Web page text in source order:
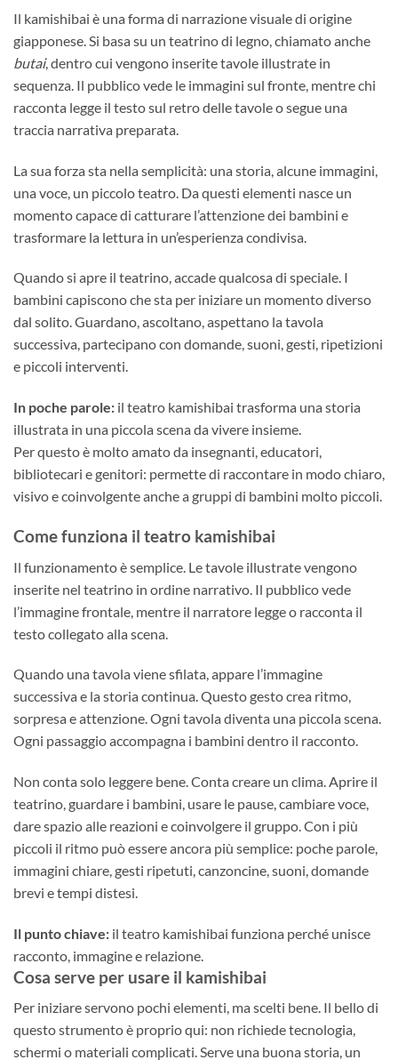
Il kamishibai è una forma di narrazione visuale di origine
giapponese. Si basa su un teatrino di legno, chiamato anche
butai, dentro cui vengono inserite tavole illustrate in
sequenza. Il pubblico vede le immagini sul fronte, mentre chi
racconta legge il testo sul retro delle tavole o segue una
traccia narrativa preparata.
La sua forza sta nella semplicità: una storia, alcune immagini,
una voce, un piccolo teatro. Da questi elementi nasce un
momento capace di catturare l’attenzione dei bambini e
trasformare la lettura in un’esperienza condivisa.
Quando si apre il teatrino, accade qualcosa di speciale. I
bambini capiscono che sta per iniziare un momento diverso
dal solito. Guardano, ascoltano, aspettano la tavola
successiva, partecipano con domande, suoni, gesti, ripetizioni
e piccoli interventi.
In poche parole: il teatro kamishibai trasforma una storia
illustrata in una piccola scena da vivere insieme.
Per questo è molto amato da insegnanti, educatori,
bibliotecari e genitori: permette di raccontare in modo chiaro,
visivo e coinvolgente anche a gruppi di bambini molto piccoli.
Come funziona il teatro kamishibai
Il funzionamento è semplice. Le tavole illustrate vengono
inserite nel teatrino in ordine narrativo. Il pubblico vede
l’immagine frontale, mentre il narratore legge o racconta il
testo collegato alla scena.
Quando una tavola viene sfilata, appare l’immagine
successiva e la storia continua. Questo gesto crea ritmo,
sorpresa e attenzione. Ogni tavola diventa una piccola scena.
Ogni passaggio accompagna i bambini dentro il racconto.
Non conta solo leggere bene. Conta creare un clima. Aprire il
teatrino, guardare i bambini, usare le pause, cambiare voce,
dare spazio alle reazioni e coinvolgere il gruppo. Con i più
piccoli il ritmo può essere ancora più semplice: poche parole,
immagini chiare, gesti ripetuti, canzoncine, suoni, domande
brevi e tempi distesi.
Il punto chiave: il teatro kamishibai funziona perché unisce
racconto, immagine e relazione.
Cosa serve per usare il kamishibai
Per iniziare servono pochi elementi, ma scelti bene. Il bello di
questo strumento è proprio qui: non richiede tecnologia,
schermi o materiali complicati. Serve una buona storia, un